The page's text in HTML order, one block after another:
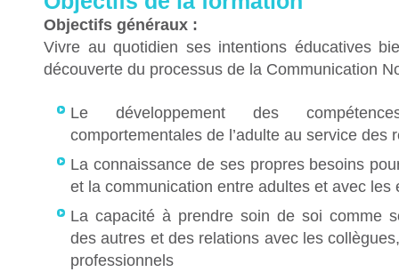
Objectifs généraux :
Vivre au quotidien ses intentions éducatives
découverte du processus de la Communication
Le développement des
comportementales de l’adulte au service des
La connaissance de ses propres besoins
et la communication entre adultes et avec les
La capacité à prendre soin de soi comme
des autres et des relations avec les
professionnels